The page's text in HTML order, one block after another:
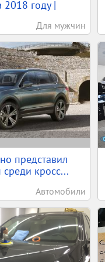
2018 году |
Для мужчин
представил
кросс...
Автомобили